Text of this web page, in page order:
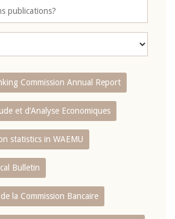
Commission Annual Report
et d’Analyse Economiques
statistics in WAEMU
Bulletin
la Commission Bancaire